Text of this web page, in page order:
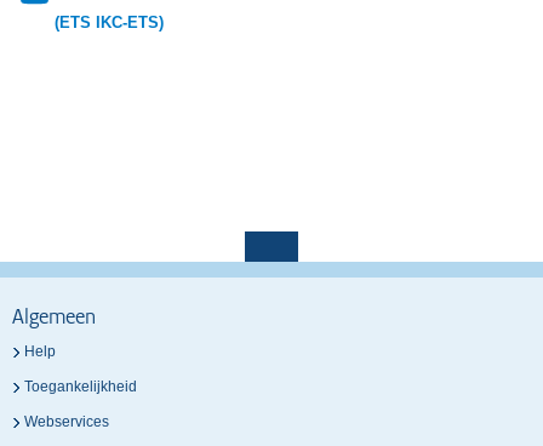
(ETS IKC-ETS)
Algemeen
Help
Toegankelijkheid
Webservices